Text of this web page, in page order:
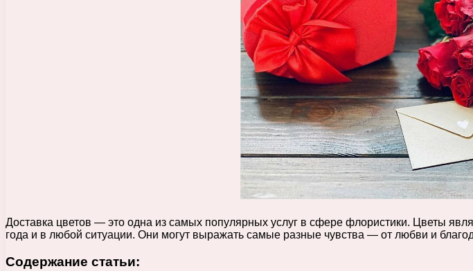
Доставка цветов — это одна из самых популярных услуг в сфере флористики. Цветы
года и в любой ситуации. Они могут выражать самые разные чувства — от любви и
Содержание статьи: